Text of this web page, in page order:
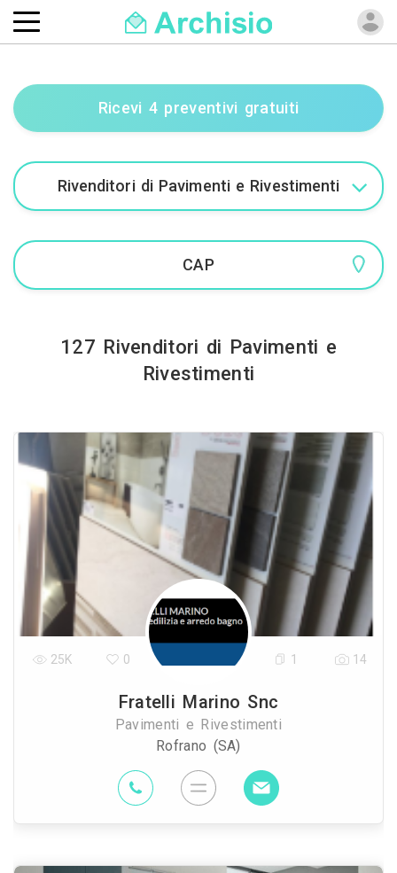
Ricevi 4 preventivi gratuiti
127 Rivenditori di Pavimenti e
Rivestimenti
Fratelli Marino Snc
Pavimenti e Rivestimenti
Rofrano (SA)
25K 0 1 14